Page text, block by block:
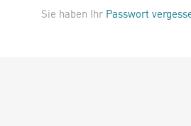
Sie haben Ihr Passwort